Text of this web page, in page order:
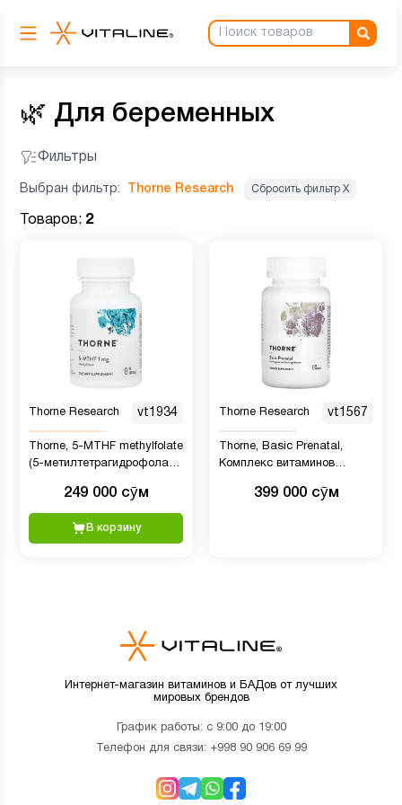
🌿 Для беременных
Фильтры
Выбран фильтр: Thorne Research Сбросить фильтр Х
Товаров: 2
Thorne Research vt1934
Thorne, 5-MTHF methylfolate
(5-метилтетрагидрофолат),
249 000 сӯм
В корзину
Thorne Research vt1567
Thorne, Basic Prenatal,
Комплекс витаминов
и кормящих мам 90 капсул
399 000 сӯм
Интернет-магазин витаминов и БАДов от лучших
мировых брендов
График работы: с 9:00 до 19:00
Телефон для связи: +998 90 906 69 99